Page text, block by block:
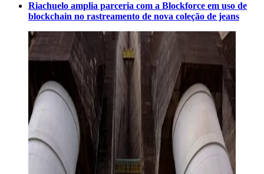
Riachuelo amplia parceria com a Blockforce em uso de
blockchain no rastreamento de nova coleção de jeans